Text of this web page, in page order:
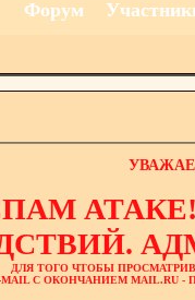
Форум
ДЛЯ ТОГО ЧТОБЫ
С ОКОНЧАНИЕМ